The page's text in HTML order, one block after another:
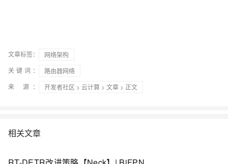
文章标签：
网络架构
关键词：
路由器网络
来 源：
开发者社区 > 云计算 > 文章 > 正文
相关文章